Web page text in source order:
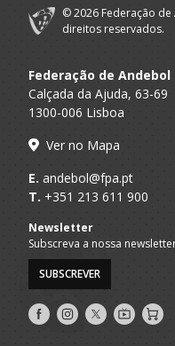
© 2026 Federação
direitos reservados.
Federação de
Calçada da Ajuda, 63-69
1300-006 Lisboa
Ver no Mapa
E. andebol@fpa.pt
T. +351 213 611 900
Newsletter
Subscreva a nossa
SUBSCREVER
Siga-
nos
Siga-
nos
Siga-
nos
AndebolTV
Loja